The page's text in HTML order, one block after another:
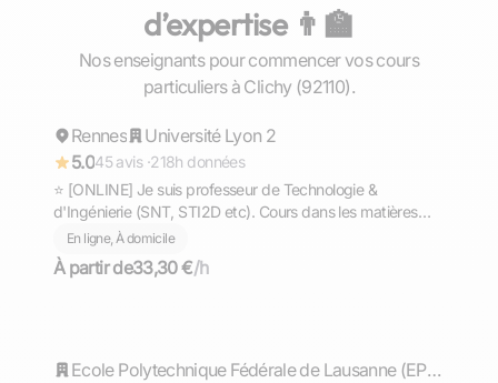
d’expertise 👨‍🏫
Nos enseignants pour commencer vos cours
particuliers à Clichy (92110).
Répond rapidement
Gaël
Rennes
Université Lyon 2
5.045 avis ·218h données
⭐ [ONLINE] Je suis professeur de Technologie &
d'Ingénierie (SNT, STI2D etc). Cours dans les matières
scientifiques (technologie, sciences et vie de la terre,
mathématiques, physique et chimie, EPI.
En ligne, À domicile
À partir de33,30 €/h
Répond rapidement
Ecole Polytechnique Fédérale de Lausanne (EPFL)